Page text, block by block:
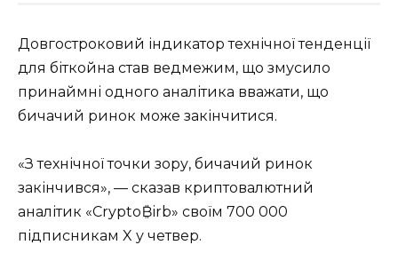
Довгостроковий індикатор технічної тенденції
для біткойна став ведмежим, що змусило
принаймні одного аналітика вважати, що
бичачий ринок може закінчитися.
«З технічної точки зору, бичачий ринок
закінчився», — сказав криптовалютний
аналітик «Crypto₿irb» своїм 700 000
підписникам X у четвер.